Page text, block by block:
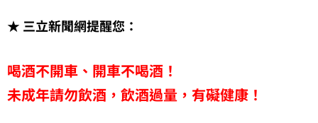
★ 三立新聞網提醒您：
喝酒不開車、開車不喝酒！
未成年請勿飲酒，飲酒過量，有礙健康！